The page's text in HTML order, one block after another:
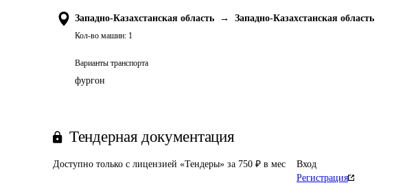
Западно-Казахстанская область → Западно-Казахстанская область
Кол-во машин: 1
Варианты транспорта
фургон
Тендерная документация
Доступно только с лицензией «Тендеры» за 750 ₽ в мес
Вход
Регистрация